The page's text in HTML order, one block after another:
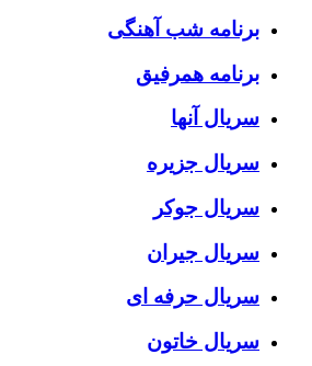
برنامه شب آهنگی
برنامه همرفیق
سریال آنها
سریال جزیره
سریال جوکر
سریال جیران
سریال حرفه ای
سریال خاتون